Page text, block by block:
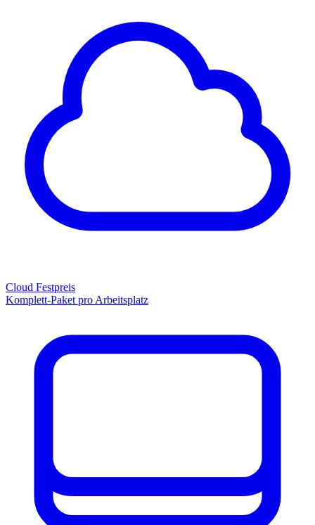
Cloud Festpreis
Komplett-Paket pro Arbeitsplatz